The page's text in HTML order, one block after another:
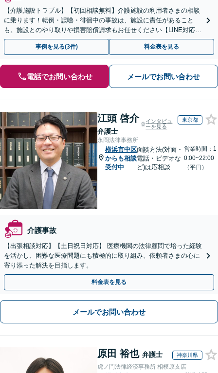
【介護施設トラブル】【初回相談無料】介護施設の利用者さまの相談
に乗ります！転倒・誤嚥・徘徊中の事故は、施設に責任があること
も。施設とのやり取りや損害賠償請求もお任せください【LINE対応
可】【夜間・休日面談可】【関東エリア対応】
事例を見る(3件) 料金表を見る
電話でお問い合わせ メールでお問い合わせ
江頭 啓介
弁護士
インタビュ
ーを見る
東京都
永岡法律事務所
横浜市中区
からも相談
受付中
面談方法(対面・
電話・ビデオな
ど)は応相談
営業時間：1
0:00~22:00
（平日）
介護事故
【出張相談対応】【土日祝日対応】 医療機関の法律顧問で培った経験
を活かし、困難な医療問題にも積極的に取り組み、依頼者さまの心に
寄り添った解決を目指します。
料金表を見る
メールでお問い合わせ
原田 裕也 弁護士 神奈川県
虎ノ門法律経済事務所 相模原支店